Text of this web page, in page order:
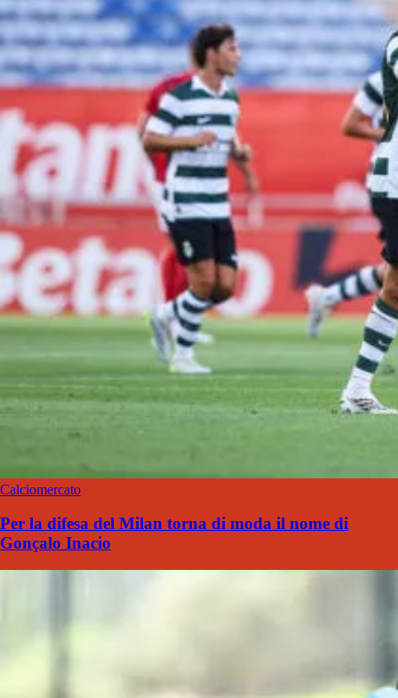
Calciomercato
Per la difesa del Milan torna di moda il nome di
Gonçalo Inacio